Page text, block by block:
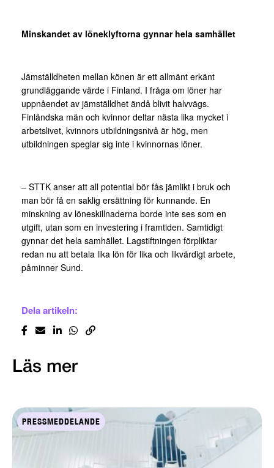
Minskandet av löneklyftorna gynnar hela samhället
Jämställdheten mellan könen är ett allmänt erkänt
grundläggande värde i Finland. I fråga om löner har
uppnåendet av jämställdhet ändå blivit halvvägs.
Finländska män och kvinnor deltar nästa lika mycket i
arbetslivet, kvinnors utbildningsnivå är hög, men
utbildningen speglar sig inte i kvinnornas löner.
– STTK anser att all potential bör fås jämlikt i bruk och
man bör få en saklig ersättning för kunnande. En
minskning av löneskillnaderna borde inte ses som en
utgift, utan som en investering i framtiden. Samtidigt
gynnar det hela samhället. Lagstiftningen förpliktar
redan nu att betala lika lön för lika och likvärdigt arbete,
påminner Sund.
Dela artikeln:
Läs mer
PRESSMEDDELANDE